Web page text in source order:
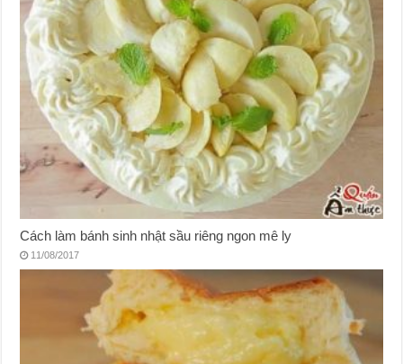
Cách làm bánh sinh nhật sầu riêng ngon mê ly
11/08/2017